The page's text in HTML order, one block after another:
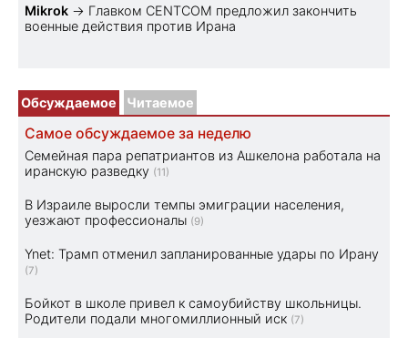
Mikrok → Главком CENTCOM предложил закончить
военные действия против Ирана
Обсуждаемое Читаемое
Самое обсуждаемое за неделю
Семейная пара репатриантов из Ашкелона работала на
иранскую разведку (11)
В Израиле выросли темпы эмиграции населения,
уезжают профессионалы (9)
Ynet: Трамп отменил запланированные удары по Ирану
(7)
Бойкот в школе привел к самоубийству школьницы.
Родители подали многомиллионный иск (7)